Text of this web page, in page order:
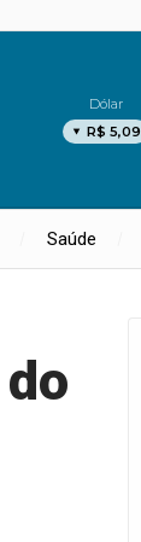
Dólar
R$ 5,09
Saúde